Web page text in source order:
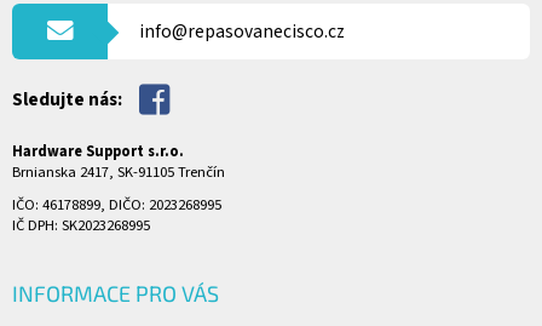
info@repasovanecisco.cz
Sledujte nás:
Hardware Support s.r.o.
Brnianska 2417, SK-91105 Trenčín
IČO: 46178899, DIČO: 2023268995
IČ DPH: SK2023268995
INFORMACE PRO VÁS